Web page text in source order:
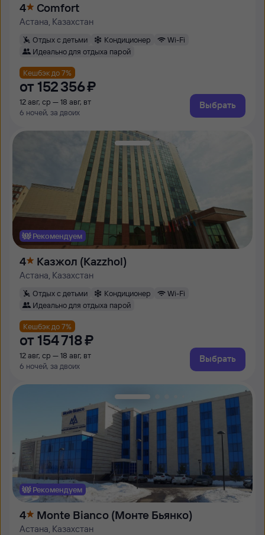
4 Comfort
Астана, Казахстан
Отдых с детьми Кондиционер
Wi-Fi
Идеально для отдыха парой
Кешбэк до 7%
от 152 ⁠356 ⁠₽
12 авг, ср — 18 авг, вт
6 ночей, за двоих
Выбрать
Рекомендуем
4 Казжол (Kazzhol)
Астана, Казахстан
Отдых с детьми Кондиционер
Wi-Fi
Идеально для отдыха парой
Кешбэк до 7%
от 154 ⁠718 ⁠₽
12 авг, ср — 18 авг, вт
6 ночей, за двоих
Выбрать
Рекомендуем
4 Monte Bianco (Монте Бьянко)
Астана, Казахстан